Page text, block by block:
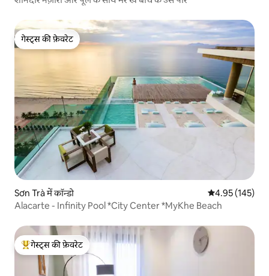
गेस्ट्स की फ़ेवरेट
गेस्ट्स की फ़ेवरेट
Sơn Trà में कॉन्डो औसत रेटिंग 5 में से
4.95 (145)
Alacarte - Infinity Pool *City Center *MyKhe Beach
गेस्ट्स का टॉप फ़ेवरेट
गेस्ट्स की फ़ेवरेट